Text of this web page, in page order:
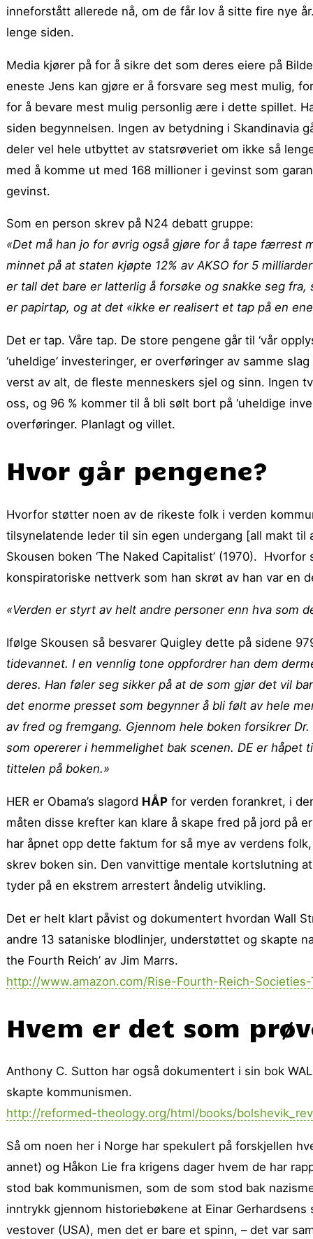
inneforstått allerede nå, om de får lov å sitte fire nye
lenge siden.
Media kjører på for å sikre det som deres eiere på
eneste Jens kan gjøre er å forsvare seg mest mulig,
for å bevare mest mulig personlig ære i dette spillet.
siden begynnelsen. Ingen av betydning i Skandinavia
deler vel hele utbyttet av statsrøveriet om ikke så
med å komme ut med 168 millioner i gevinst som
gevinst.
Som en person skrev på N24 debatt gruppe:
«Det må han jo for øvrig også gjøre for å tape færrest
minnet på at staten kjøpte 12% av AKSO for 5
er tall det bare er latterlig å forsøke og snakke seg
er papirtap, og at det «ikke er realisert et tap på en
Det er tap. Våre tap. De store pengene går til ‘vår
‘uheldige’ investeringer, er overføringer av samme
verst av alt, de fleste menneskers sjel og sinn. Ingen
oss, og 96 % kommer til å bli sølt bort på ‘uheldige
overføringer. Planlagt og villet.
Hvor går pengene?
Hvorfor støtter noen av de rikeste folk i verden
tilsynelatende leder til sin egen undergang [all makt
Skousen boken ‘The Naked Capitalist’ (1970).
konspiratoriske nettverk som han skrøt av han var en
«Verden er styrt av helt andre personer enn hva som
Ifølge Skousen så besvarer Quigley dette på sidene
tidevannet. I en vennlig tone oppfordrer han dem
deres. Han føler seg sikker på at de som gjør det vil
det enorme presset som begynner å bli følt av hele
av fred og fremgang. Gjennom hele boken forsikrer
som opererer i hemmelighet bak scenen. DE er
tittelen på boken.»
HER er Obama’s slagord HÅP for verden forankret, i
måten disse krefter kan klare å skape fred på jord på
har åpnet opp dette faktum for så mye av verdens
skrev boken sin. Den vanvittige mentale kortslutning
tyder på en ekstrem arrestert åndelig utvikling.
Det er helt klart påvist og dokumentert hvordan Wall
andre 13 sataniske blodlinjer, understøttet og skapte
the Fourth Reich’ av Jim Marrs.
http://www.amazon.com/Rise-Fourth-Reich-
Hvem er det som
Anthony C. Sutton har også dokumentert i sin bok
skapte kommunismen.
http://reformed-theology.org/html/books/
Så om noen her i Norge har spekulert på forskjellen
annet) og Håkon Lie fra krigens dager hvem de har
stod bak kommunismen, som de som stod bak
inntrykk gjennom historiebøkene at Einar
vestover (USA), men det er bare et spinn, – det var